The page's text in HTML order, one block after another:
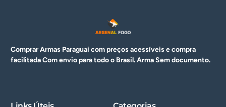
Comprar Armas Paraguai com preços acessíveis e compra
facilitada Com envio para todo o Brasil. ArmaSem documento.